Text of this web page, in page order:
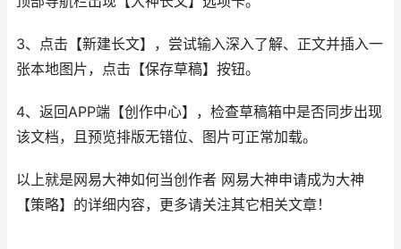
3、点击【新建长文】，尝试输入深入了解、正文并插入一
张本地图片，点击【保存草稿】按钮。
4、返回APP端【创作中心】，检查草稿箱中是否同步出现
该文档，且预览排版无错位、图片可正常加载。
以上就是网易大神如何当创作者 网易大神申请成为大神
【策略】的详细内容，更多请关注其它相关文章！